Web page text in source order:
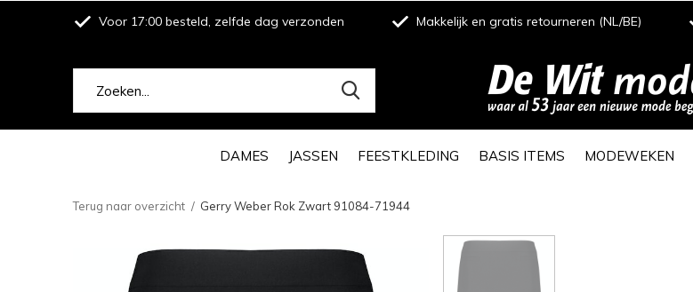
DAMES JASSEN FEESTKLEDING BASIS ITEMS MODEWEKEN
Voor 17:00 besteld, zelfde dag verzonden Makkelijk en gratis retourneren (NL/BE)
Terug naar overzicht Gerry Weber Rok Zwart 91084-71944